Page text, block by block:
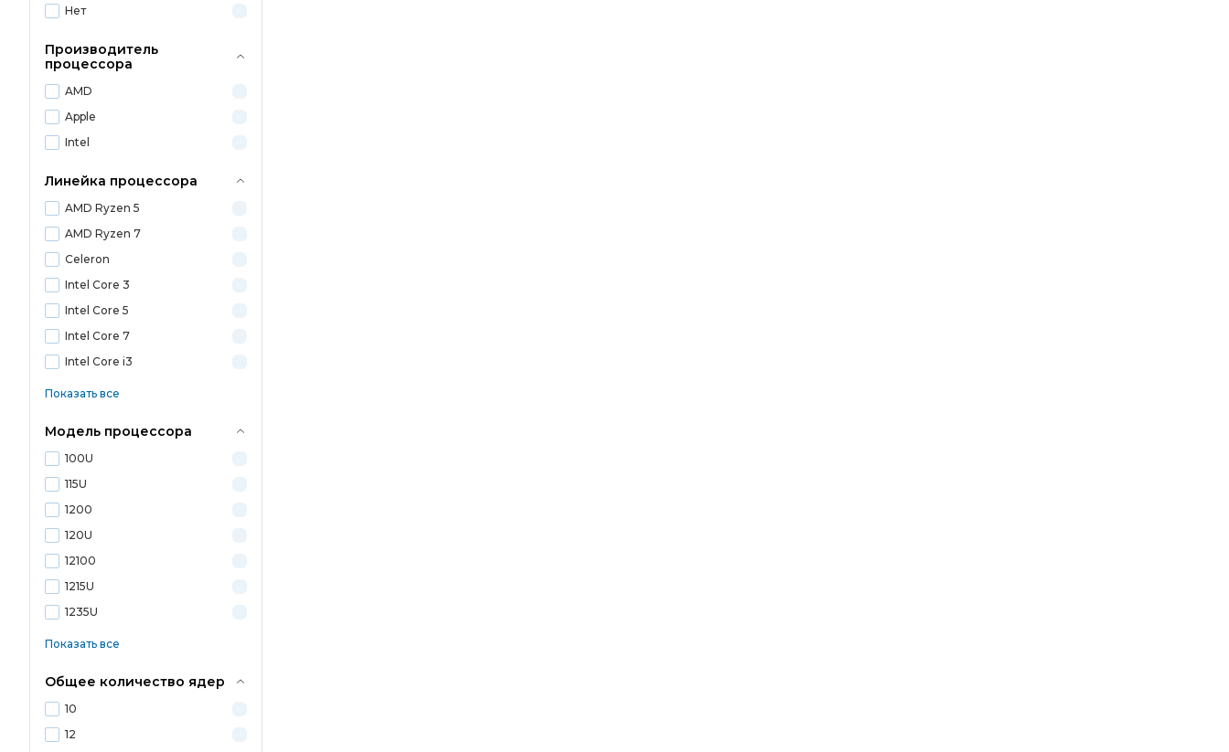
Нет
Производитель
процессора
AMD
Apple
Intel
Линейка процессора
AMD Ryzen 5
AMD Ryzen 7
Celeron
Intel Core 3
Intel Core 5
Intel Core 7
Intel Core i3
Показать все
Модель процессора
100U
115U
1200
120U
12100
1215U
1235U
Показать все
Общее количество ядер
10
12